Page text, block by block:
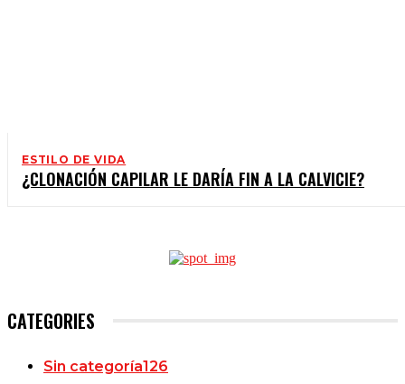
ESTILO DE VIDA
¿CLONACIÓN CAPILAR LE DARÍA FIN A LA CALVICIE?
CATEGORIES
Sin categoría126